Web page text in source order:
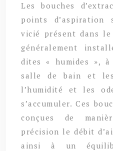
Les bouches
points d’aspiration
vicié présent dans
généralement
dites « humides »,
salle de bain et
l’humidité et les
s’accumuler. Ces
conçues de
précision le débit
ainsi à un